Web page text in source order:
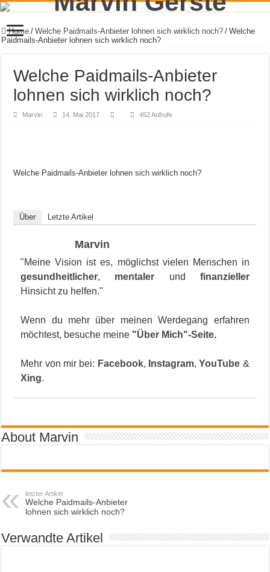
Home / Welche Paidmails-Anbieter lohnen sich wirklich noch? / Welche
Paidmails-Anbieter lohnen sich wirklich noch?
Welche Paidmails-Anbieter
lohnen sich wirklich noch?
Marvin 14. Mai 2017 452 Aufrufe
Welche Paidmails-Anbieter lohnen sich wirklich noch?
Über Letzte Artikel
Marvin
"Meine Vision ist es, möglichst vielen Menschen in
gesundheitlicher, mentaler und finanzieller
Hinsicht zu helfen."
Wenn du mehr über meinen Werdegang erfahren
möchtest, besuche meine "Über Mich"-Seite.
Mehr von mir bei: Facebook, Instagram,YouTube &
Xing.
About Marvin
letzter Artikel
Welche Paidmails-Anbieter
lohnen sich wirklich noch?
Verwandte Artikel